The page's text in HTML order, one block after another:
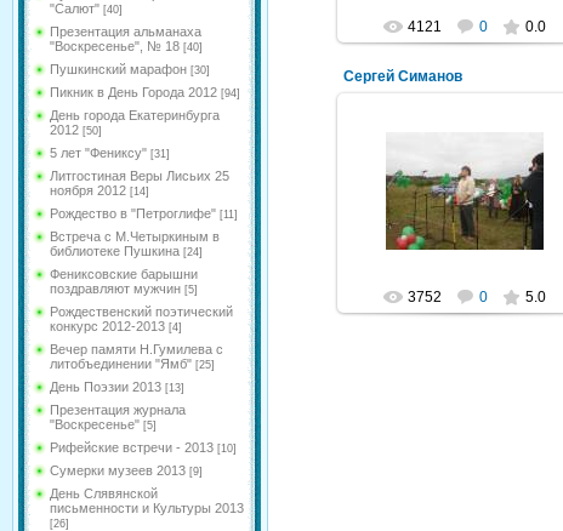
"Салют" [40]
Презентация альманаха
"Воскресенье", № 18 [40]
Пушкинский марафон [30]
Пикник в День Города 2012 [94]
День города Екатеринбурга
2012 [50]
5 лет "Фениксу" [31]
Литгостиная Веры Лисьих 25
ноября 2012 [14]
Рождество в "Петроглифе" [11]
Встреча с М.Четыркиным в
библиотеке Пушкина [24]
Фениксовские барышни
поздравляют мужчин [5]
Рождественский поэтический
конкурс 2012-2013 [4]
Вечер памяти Н.Гумилева с
литобъединении "Ямб" [25]
День Поэзии 2013 [13]
Презентация журнала
"Воскресенье" [5]
Рифейские встречи - 2013 [10]
Сумерки музеев 2013 [9]
День Слявянской
письменности и Культуры 2013
[26]
4121 0 0.0
Сергей Симанов
08.08.2011
Mihalych
3752 0 5.0